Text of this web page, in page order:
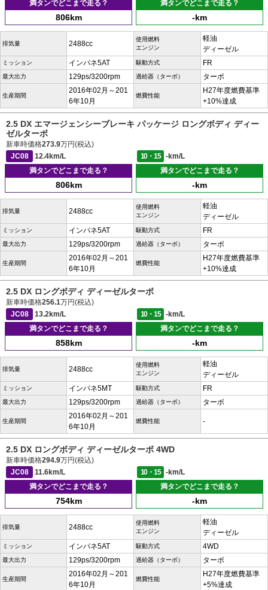
満タンでどこまで走る？
806km
満タンでどこまで走る？
-km
排気量 2488cc
使用燃料
エンジン
軽油
ディーゼル
ミッション インパネ5AT 駆動方式 FR
最大出力 129ps/3200rpm 過給器（ターボ） ターボ
生産期間
2016年02月～201
6年10月
燃費性能
H27年度燃費基準
+10%達成
2.5 DX エマージェンシーブレーキ パッケージ ロングボディ ディー
ゼルターボ
新車時価格273.9万円(税込)
JC08
12.4km/L 10・15
-km/L
満タンでどこまで走る？
806km
満タンでどこまで走る？
-km
排気量 2488cc
使用燃料
エンジン
軽油
ディーゼル
ミッション インパネ5AT 駆動方式 FR
最大出力 129ps/3200rpm 過給器（ターボ） ターボ
生産期間
2016年02月～201
6年10月
燃費性能
H27年度燃費基準
+10%達成
2.5 DX ロングボディ ディーゼルターボ
新車時価格256.1万円(税込)
JC08
13.2km/L 10・15
-km/L
満タンでどこまで走る？
858km
満タンでどこまで走る？
-km
排気量 2488cc
使用燃料
エンジン
軽油
ディーゼル
ミッション インパネ5MT 駆動方式 FR
最大出力 129ps/3200rpm 過給器（ターボ） ターボ
生産期間
2016年02月～201
6年10月
燃費性能 -
2.5 DX ロングボディ ディーゼルターボ 4WD
新車時価格294.9万円(税込)
JC08
11.6km/L 10・15
-km/L
満タンでどこまで走る？
754km
満タンでどこまで走る？
-km
排気量 2488cc
使用燃料
エンジン
軽油
ディーゼル
ミッション インパネ5AT 駆動方式 4WD
最大出力 129ps/3200rpm 過給器（ターボ） ターボ
生産期間
2016年02月～201
6年10月
燃費性能
H27年度燃費基準
+5%達成